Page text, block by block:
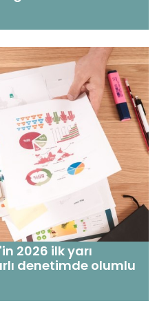
2026 ilk yarı
denetimde olumlu